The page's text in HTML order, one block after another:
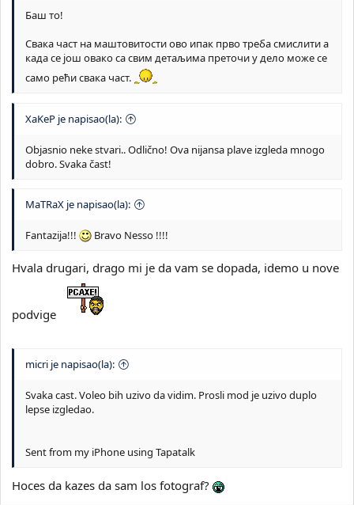
Баш то!
Свака част на маштовитости ово ипак прво треба смислити а
када се још овако са свим детаљима преточи у дело може се
само рећи свака част.
XaKeP je napisao(la):
Objasnio neke stvari.. Odlično! Ova nijansa plave izgleda mnogo
dobro. Svaka čast!
MaTRaX je napisao(la):
Fantazija!!! Bravo Nesso !!!!
Hvala drugari, drago mi je da vam se dopada, idemo u nove
podvige
micri je napisao(la):
Svaka cast. Voleo bih uzivo da vidim. Prosli mod je uzivo duplo
lepse izgledao.
Sent from my iPhone using Tapatalk
Hoces da kazes da sam los fotograf?